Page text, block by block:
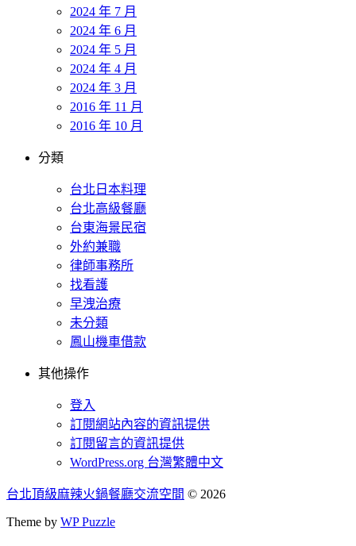
2024 年 7 月
2024 年 6 月
2024 年 5 月
2024 年 4 月
2024 年 3 月
2016 年 11 月
2016 年 10 月
分類
台北日本料理
台北高級餐廳
台東海景民宿
外約兼職
律師事務所
找看護
早洩治療
未分類
鳳山機車借款
其他操作
登入
訂閱網站內容的資訊提供
訂閱留言的資訊提供
WordPress.org 台灣繁體中文
台北頂級麻辣火鍋餐廳交流空間 © 2026
Theme by WP Puzzle